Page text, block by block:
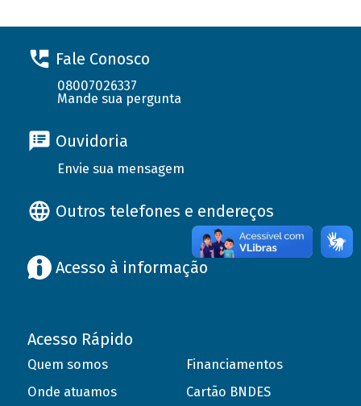
Fale Conosco
08007026337
Mande sua pergunta
Ouvidoria
Envie sua mensagem
Outros telefones e endereços
Acesso à informação
Acesso Rápido
Quem somos
Onde atuamos
Financiamentos
Cartão BNDES